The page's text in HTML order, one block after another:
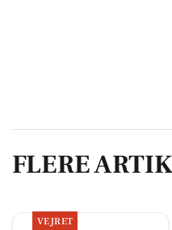
FLERE
VEJRET